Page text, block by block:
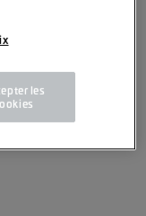
les